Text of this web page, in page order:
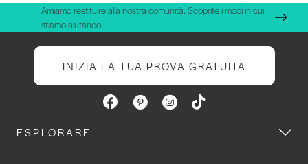
Amiamo restituire alla nostra comunità. Scoprite i modi in cui
stiamo aiutando.
INIZIA LA TUA PROVA GRATUITA
ESPLORARE